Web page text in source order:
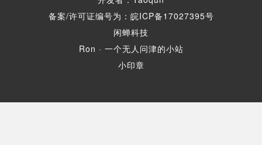
备案/许可证编号为：皖ICP备17027395号
闲蝉科技
Ron · 一个无人问津的小站
小印章